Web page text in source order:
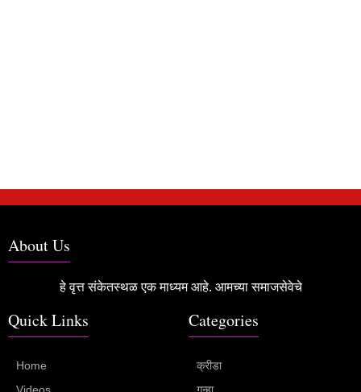
About Us
हे वृत्त संकेतस्थळ एक माध्यम आहे. आमच्या समाजसेवेचे
Quick Links
Home
Videos
Categories
क्रीडा
गुन्हा